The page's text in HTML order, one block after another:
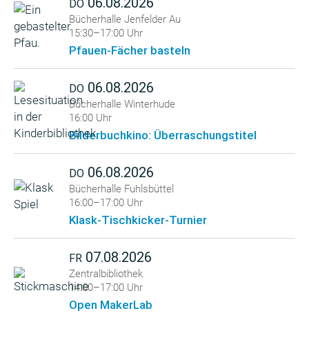
DO
Bücherhalle Jenfelder Au
15:30–17:00 Uhr
Pfauen-Fächer basteln
DO 06.08.2026
Bücherhalle Winterhude
16:00 Uhr
Bilderbuchkino: Überraschungstitel
DO 06.08.2026
Bücherhalle Fuhlsbüttel
16:00–17:00 Uhr
Klask-Tischkicker-Turnier
FR 07.08.2026
Zentralbibliothek
14:00–17:00 Uhr
Open MakerLab